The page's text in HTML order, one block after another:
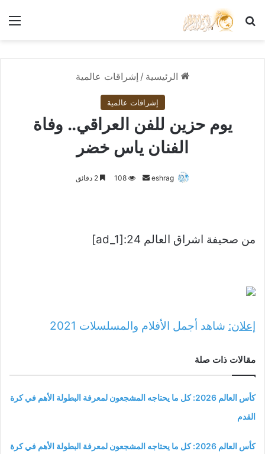
بحث عن
الرئيسية / إشراقات عالمية
إشراقات عالمية
يوم حزين للفن العراقي.. وفاة
الفنان ياس خضر
eshrag
أرسل 108
من صحيفة اشراق العالم 24:[ad_1]
إعلان: شاهد أجمل الأفلام والمسلسلات 2021
مقالات ذات صلة
كأس العالم 2026: كل ما يحتاجه المشجعون لمعرفة البطولة الأهم في كرة
القدم
كأس العالم 2026: كل ما يحتاجه المشجعون لمعرفة البطولة الأهم في كرة